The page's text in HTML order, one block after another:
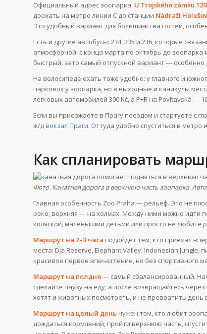
Официальный адрес зоопарка: U Trojského zámku
доехать на метро линии C до станции Nádraží
Это удобный вариант для большинства гостей,
Есть и другие автобусы: 234, 235 и 236, которые
атмосферной: с конца марта по октябрь до
быстрый, зато самый отпускной вариант — особенно
На велосипеде ехать тоже удобно: у главного и
парковок у зоопарка, но в выходные и каникулы
легковых автомобилей 300 Kč, а P+R на Povltavská —
Если вы приезжаете в Прагу поездом и стартуете с
ж/д вокзал Праги. Оттуда удобно спуститься в метро
Как спланировать
Фото. Канатная дорога в верхнюю часть зоопарка.
Главная особенность Zoo Praha — рельеф. Это не
реке, верхняя — на холмах. Между ними можно идти
коляской, маленькими детьми или просто не
Маршрут на 2–3 часа подойдёт тем, кто приехал
места: Dja Reserve, Elephant Valley, Indonesian
красивое первое впечатление, но без спортивного
Маршрут на полдня — самый сбалансированный.
сделайте паузу на еду, а после возвращайтесь
хотят и животных посмотреть, и не превратить день
Маршрут на целый день нужен тем, кто любит
дождаться кормлений, пройти верхнюю часть,